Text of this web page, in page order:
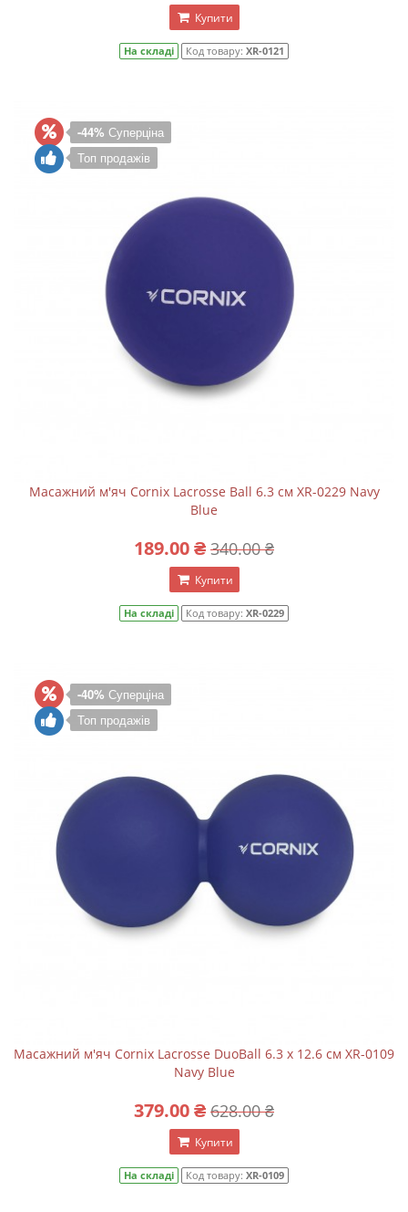
Купити
На складі Код товару: XR-0121
-44% Суперціна
Топ продажів
Масажний м'яч Cornix Lacrosse Ball 6.3 см XR-0229 Navy
Blue
189.00 ₴ 340.00 ₴
Купити
На складі Код товару: XR-0229
-40% Суперціна
Топ продажів
Масажний м'яч Cornix Lacrosse DuoBall 6.3 x 12.6 см XR-0109
Navy Blue
379.00 ₴ 628.00 ₴
Купити
На складі Код товару: XR-0109